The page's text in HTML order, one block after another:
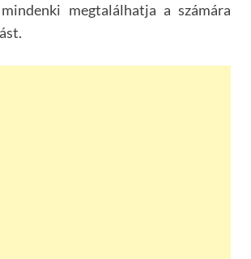
megtalálhatja a számára